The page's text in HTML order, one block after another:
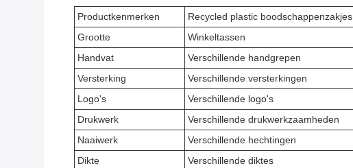
Productkenmerken
Recycled plastic boodschappenzakjes
Grootte
Winkeltassen
Handvat
Verschillende handgrepen
Versterking
Verschillende versterkingen
Logo's
Verschillende logo's
Drukwerk
Verschillende drukwerkzaamheden
Naaiwerk
Verschillende hechtingen
Dikte
Verschillende diktes